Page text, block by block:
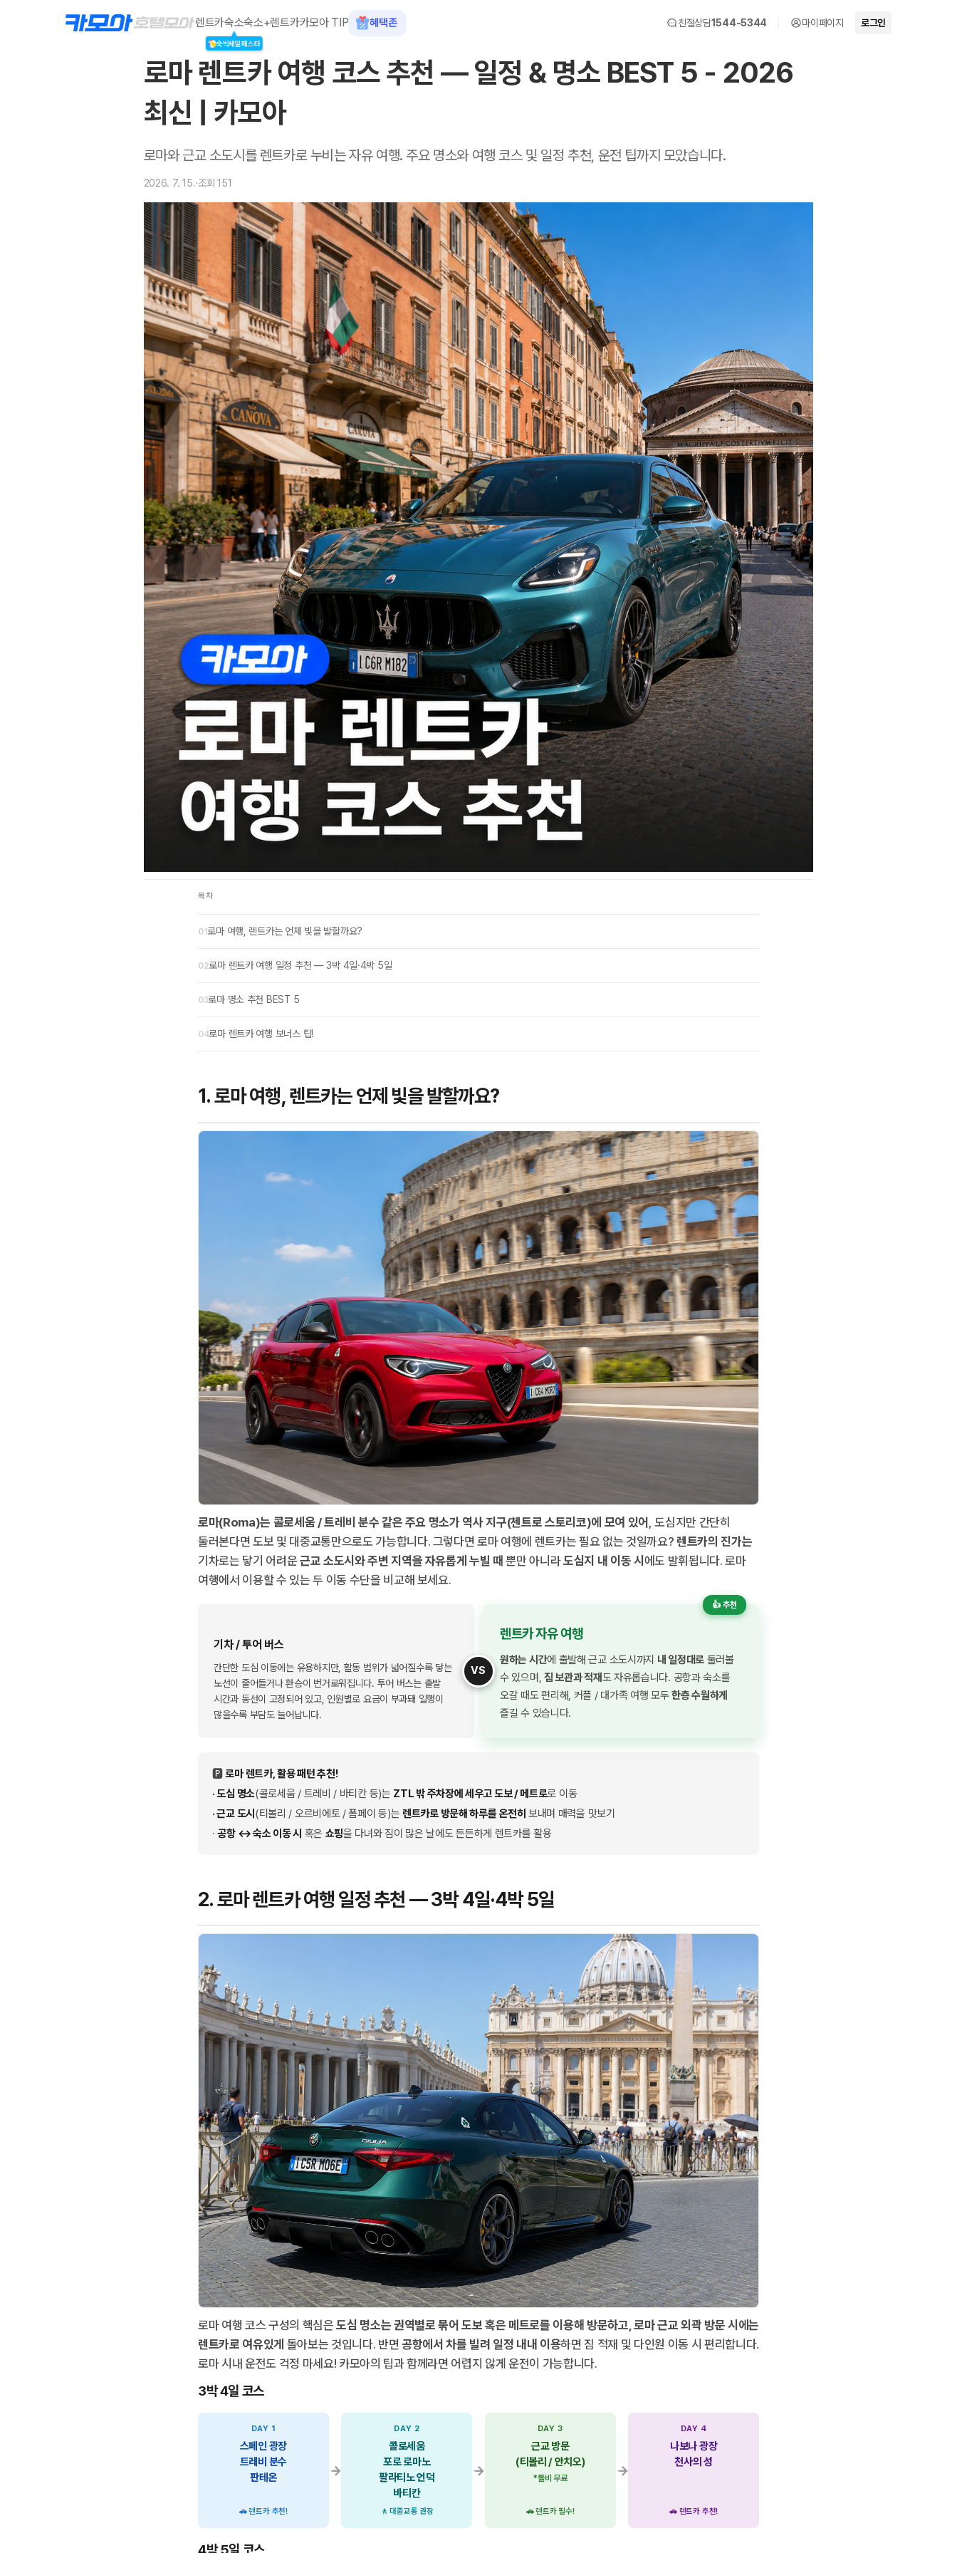
렌트카숙소
숙박세일페스타
숙소+렌트카카모아 TIP 혜택존 친절상담1544-5344 마이페이지 로그인
로마 렌트카 여행 코스 추천 — 일정 & 명소 BEST 5 - 2026
최신 | 카모아
로마와 근교 소도시를 렌트카로 누비는 자유 여행. 주요 명소와 여행 코스 및 일정 추천, 운전 팁까지 모았습니다.
2026. 7. 15.·조회 151
목차
로마 여행, 렌트카는 언제 빛을 발할까요?
로마 렌트카 여행 일정 추천 — 3박 4일·4박 5일
로마 명소 추천 BEST 5
로마 렌트카 여행 보너스 팁!
1. 로마 여행, 렌트카는 언제 빛을 발할까요?
로마(Roma)는 콜로세움 / 트레비 분수 같은 주요 명소가 역사 지구(첸트로 스토리코)에 모여 있어 , 도심지만 간단히
둘러본다면 도보 및 대중교통만으로도 가능합니다. 그렇다면 로마 여행에 렌트카는 필요 없는 것일까요? 렌트카의 진가는
기차로는 닿기 어려운근교 소도시와 주변 지역을 자유롭게 누빌 때 뿐만 아니라도심지 내 이동 시 에도 발휘됩니다. 로마
여행에서 이용할 수 있는 두 이동 수단을 비교해 보세요.
기차 / 투어 버스
간단한 도심 이동에는 유용하지만, 활동 범위가 넓어질수록 닿는
노선이 줄어들거나 환승이 번거로워집니다. 투어 버스는 출발
시간과 동선이 고정되어 있고, 인원별로 요금이 부과돼 일행이
많을수록 부담도 늘어납니다.
VS
👍 추천
렌트카 자유 여행
원하는 시간에 출발해 근교 소도시까지 내 일정대로둘러볼
수 있으며, 짐 보관과 적재도 자유롭습니다. 공항과 숙소를
오갈 때도 편리해, 커플 / 대가족 여행 모두한층 수월하게
즐길 수 있습니다.
🅿️로마 렌트카, 활용 패턴 추천!
· 도심 명소(콜로세움 / 트레비 / 바티칸 등)는 ZTL 밖 주차장에 세우고 도보 / 메트로로 이동
· 근교 도시 (티볼리 / 오르비에토 / 폼페이 등)는 렌트카로 방문해 하루를 온전히 보내며 매력을 맛보기
·공항 ↔ 숙소 이동 시 혹은 쇼핑을 다녀와 짐이 많은 날에도 든든하게 렌트카를 활용
2. 로마 렌트카 여행 일정 추천 — 3박 4일·4박 5일
로마 여행 코스 구성의 핵심은도심 명소는 권역별로 묶어 도보 혹은 메트로를 이용해 방문하고, 로마 근교 외곽 방문 시에는
렌트카로 여유있게 돌아보는 것입니다. 반면 공항에서 차를 빌려 일정 내내 이용하면 짐 적재 및 다인원 이동 시 편리합니다.
로마 시내 운전도 걱정 마세요! 카모아의 팁과 함께라면 어렵지 않게 운전이 가능합니다.
3박 4일 코스
DAY 1
스페인 광장
트레비 분수
판테온
🚗 렌트카 추천!
→
DAY 2
콜로세움
포로 로마노
팔라티노 언덕
바티칸
🚶 대중교통 권장
→
DAY 3
근교 방문
(티볼리 / 안치오)
*톨비 무료
🚗 렌트카 필수!
→
DAY 4
나보나 광장
천사의 성
🚗 렌트카 추천!